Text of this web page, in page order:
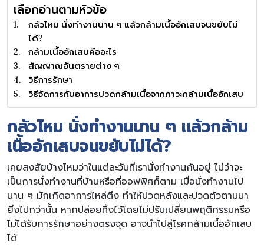
เลือกอ่านตามหัวข้อ
กลัวไหม นั่งทำงานนาน ๆ แล้วกล้ามเนื้ออักเสบจนขยับไม่
ได้?
กล้ามเนื้ออักเสบคืออะไร
สัญญาณอันตรายต่าง ๆ
วิธีการรักษา
วิธีจัดการกับอาการปวดกล้ามเนื้อจากภาวะกล้ามเนื้ออักเสบ
กลัวไหม นั่งทำงานนาน ๆ แล้วกล้าม
เนื้ออักเสบจนขยับไม่ได้?
เคยสงสัยบ้างไหมว่าในแต่ละวันที่เรานั่งทำงานกันอยู่ ไม่ว่าจะ
เป็นการนั่งทำงานที่บ้านหรือที่ออฟฟิศก็ตาม เมื่อนั่งทำงานไป
นาน ๆ มักเกิดอาการไหล่ตึง ทำให้ปวดหลังและปวดตัวตามมา
ยิ่งไปกว่านั้น หากปล่อยทิ้งไว้โดยไม่ปรับเปลี่ยนพฤติกรรมหรือ
ไม่ได้รับการรักษาอย่างตรงจุด อาจนำไปสู่โรคกล้ามเนื้ออักเสบ
ได้